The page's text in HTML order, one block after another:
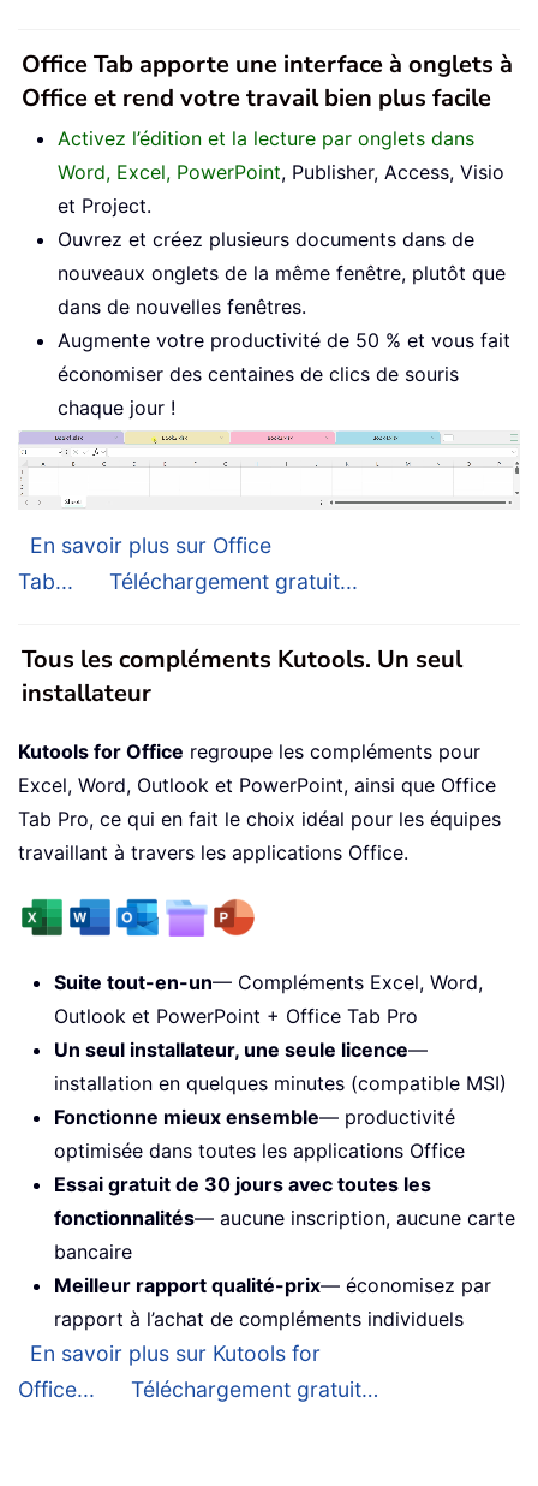
Office Tab apporte une interface à onglets à
Office et rend votre travail bien plus facile
Activez l’édition et la lecture par onglets dans
Word, Excel, PowerPoint, Publisher, Access, Visio
et Project.
Ouvrez et créez plusieurs documents dans de
nouveaux onglets de la même fenêtre, plutôt que
dans de nouvelles fenêtres.
Augmente votre productivité de 50 % et vous fait
économiser des centaines de clics de souris
chaque jour !
En savoir plus sur Office
Tab...
Téléchargement gratuit...
Tous les compléments Kutools. Un seul
installateur
Kutools for Office regroupe les compléments pour
Excel, Word, Outlook et PowerPoint, ainsi que Office
Tab Pro, ce qui en fait le choix idéal pour les équipes
travaillant à travers les applications Office.
Suite tout-en-un— Compléments Excel, Word,
Outlook et PowerPoint + Office Tab Pro
Un seul installateur, une seule licence—
installation en quelques minutes (compatible MSI)
Fonctionne mieux ensemble— productivité
optimisée dans toutes les applications Office
Essai gratuit de 30 jours avec toutes les
fonctionnalités— aucune inscription, aucune carte
bancaire
Meilleur rapport qualité-prix— économisez par
rapport à l’achat de compléments individuels
En savoir plus sur Kutools for
Office...
Téléchargement gratuit…